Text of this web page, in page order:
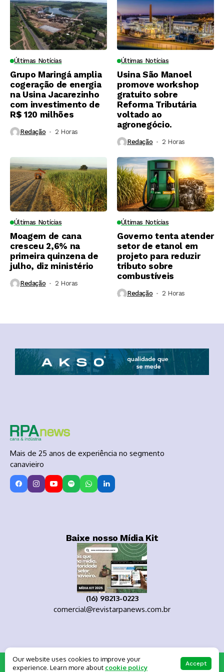
Últimas Notícias
Grupo Maringá amplia
cogeração de energia
na Usina Jacarezinho
com investimento de
R$ 120 milhões
Redação 2 Horas ⁮
Últimas Notícias
Usina São Manoel
promove workshop
gratuito sobre
Reforma Tributária
voltado ao
agronegócio.
Redação 2 Horas ⁮
Últimas Notícias
Moagem de cana
cresceu 2,6% na
primeira quinzena de
julho, diz ministério
Redação 2 Horas ⁮
Últimas Notícias
Governo tenta atender
setor de etanol em
projeto para reduzir
tributo sobre
combustíveis
Redação 2 Horas ⁮
Mais de 25 anos de experiência no segmento
canavieiro
Baixe nosso Mídia Kit
(16) 98213-0223
comercial@revistarpanews.com.br
Copyright 2025
Our website uses cookies to improve your
experience. Learn more about cookie policy Accept